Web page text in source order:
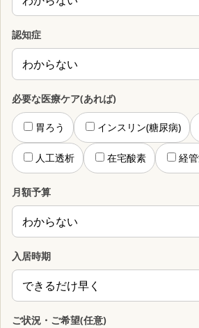
認知症
必要な医療ケア(あれば)
胃ろう インスリン(糖尿病)
人工透析 在宅酸素 経
月額予算
入居時期
ご状況・ご希望(任意)